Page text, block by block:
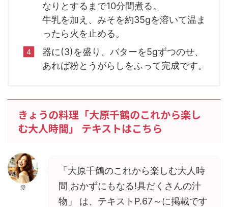
なりとするまで10分間煮る。
牛乳を加え、みそを約35gを溶いて温ま
ったら火を止める。
器に(3)を盛り、バターを5gずつのせ、
あれば粉とうがらしをふって完成です。
きょうの料理「大原千鶴のこれから楽し
む大人時間」 テキストはこちら
愛
「大原千鶴のこれから楽しむ大人時
間 おかずにもなる!具だくさんの汁
物」 は、テキストP.67～に掲載です